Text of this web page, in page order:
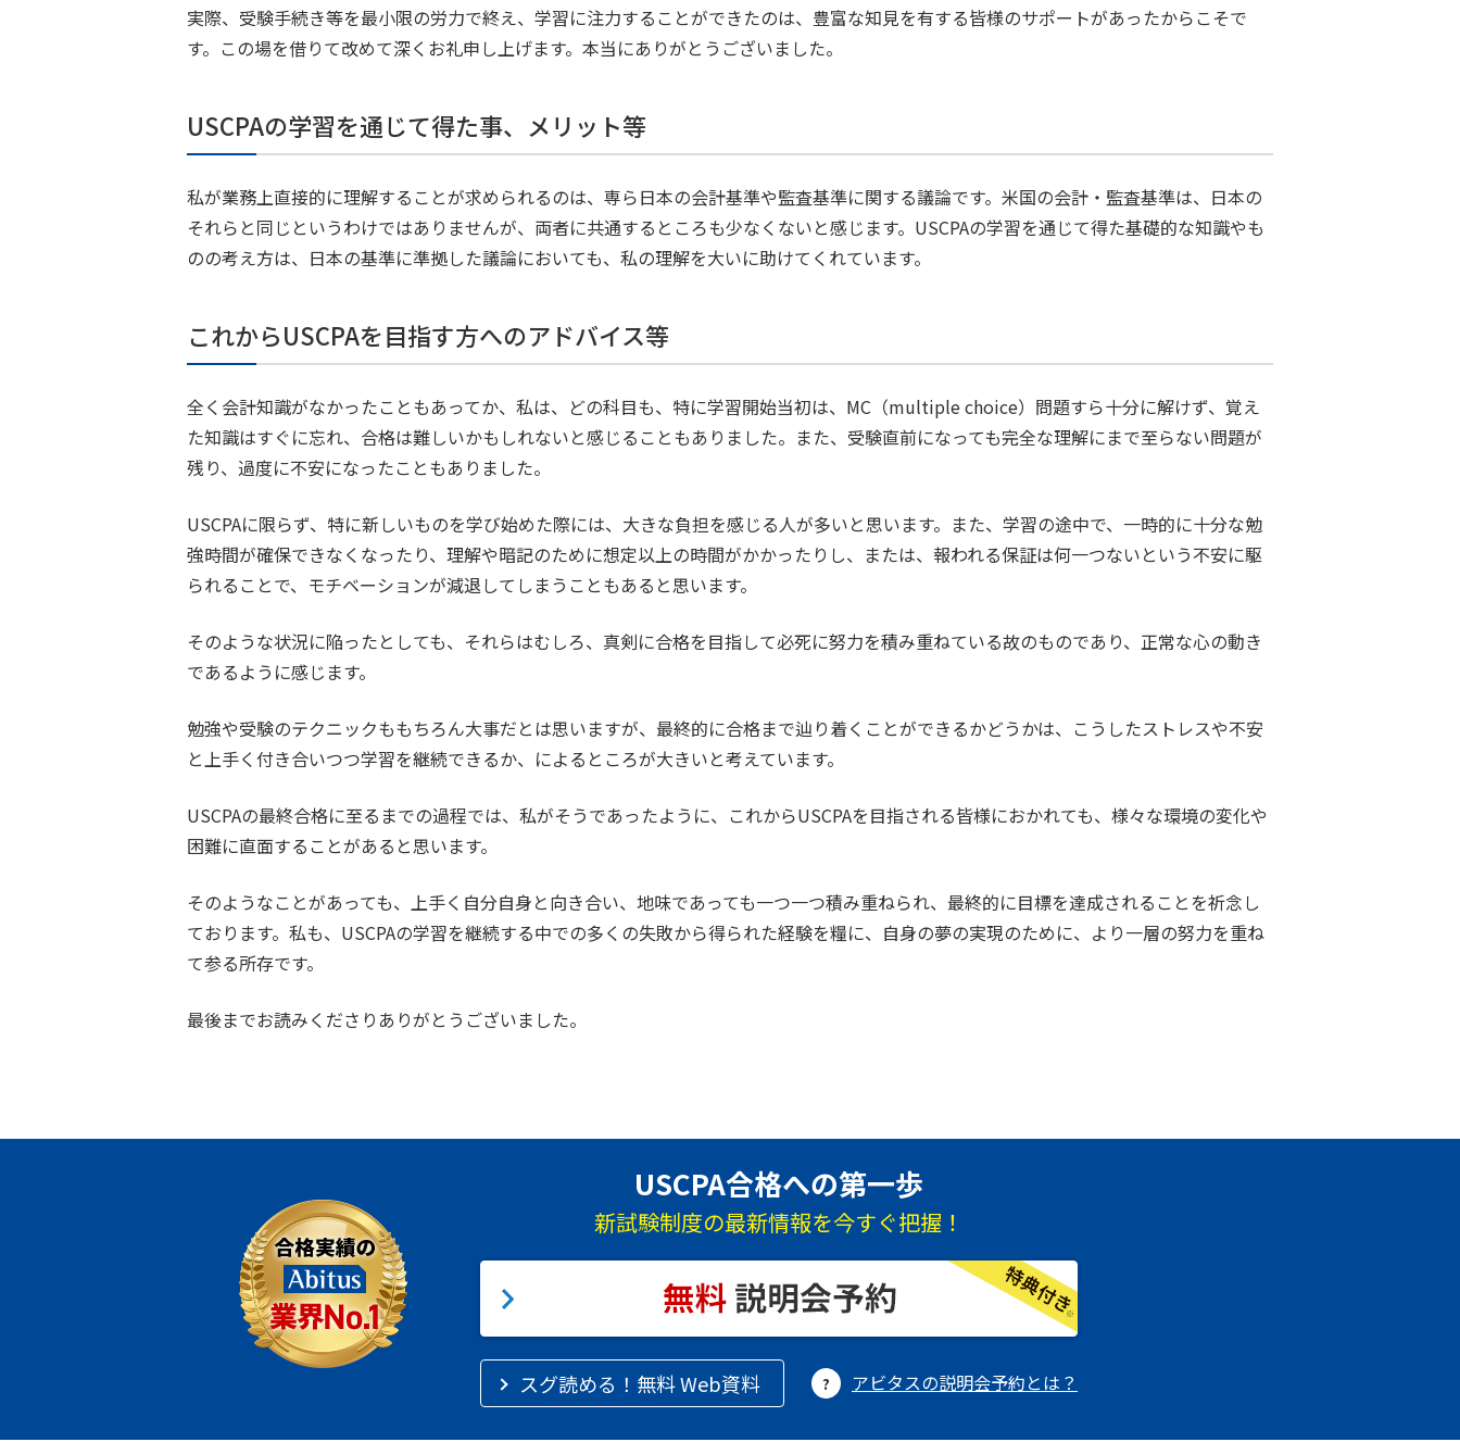
実際、受験手続き等を最小限の労力で終え、学習に注力することができたのは、豊富な知見を有する皆様のサポートがあったからこそで
す。この場を借りて改めて深くお礼申し上げます。本当にありがとうございました。
USCPAの学習を通じて得た事、メリット等
私が業務上直接的に理解することが求められるのは、専ら日本の会計基準や監査基準に関する議論です。米国の会計・監査基準は、日本の
それらと同じというわけではありませんが、両者に共通するところも少なくないと感じます。USCPAの学習を通じて得た基礎的な知識やも
のの考え方は、日本の基準に準拠した議論においても、私の理解を大いに助けてくれています。
これからUSCPAを目指す方へのアドバイス等
全く会計知識がなかったこともあってか、私は、どの科目も、特に学習開始当初は、MC（multiple choice）問題すら十分に解けず、覚え
た知識はすぐに忘れ、合格は難しいかもしれないと感じることもありました。また、受験直前になっても完全な理解にまで至らない問題が
残り、過度に不安になったこともありました。
USCPAに限らず、特に新しいものを学び始めた際には、大きな負担を感じる人が多いと思います。また、学習の途中で、一時的に十分な勉
強時間が確保できなくなったり、理解や暗記のために想定以上の時間がかかったりし、または、報われる保証は何一つないという不安に駆
られることで、モチベーションが減退してしまうこともあると思います。
そのような状況に陥ったとしても、それらはむしろ、真剣に合格を目指して必死に努力を積み重ねている故のものであり、正常な心の動き
であるように感じます。
勉強や受験のテクニックももちろん大事だとは思いますが、最終的に合格まで辿り着くことができるかどうかは、こうしたストレスや不安
と上手く付き合いつつ学習を継続できるか、によるところが大きいと考えています。
USCPAの最終合格に至るまでの過程では、私がそうであったように、これからUSCPAを目指される皆様におかれても、様々な環境の変化や
困難に直面することがあると思います。
そのようなことがあっても、上手く自分自身と向き合い、地味であっても一つ一つ積み重ねられ、最終的に目標を達成されることを祈念し
ております。私も、USCPAの学習を継続する中での多くの失敗から得られた経験を糧に、自身の夢の実現のために、より一層の努力を重ね
て参る所存です。
最後までお読みくださりありがとうございました。
USCPA合格への第一歩
新試験制度の最新情報を今すぐ把握！
スグ読める！無料 Web資料 アビタスの説明会予約とは？